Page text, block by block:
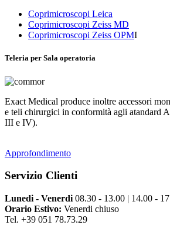
Coprimicroscopi Leica
Coprimicroscopi Zeiss MD
Coprimicroscopi Zeiss OPMI
Teleria per Sala operatoria
Exact Medical produce inoltre accessori
e teli chirurgici in conformità agli atandard
III e IV).
Approfondimento
Servizio Clienti
Lunedi - Venerdi 08.30 - 13.00 | 14.00 -
Orario Estivo: Venerdi chiuso
Tel. +39 051 78.73.29